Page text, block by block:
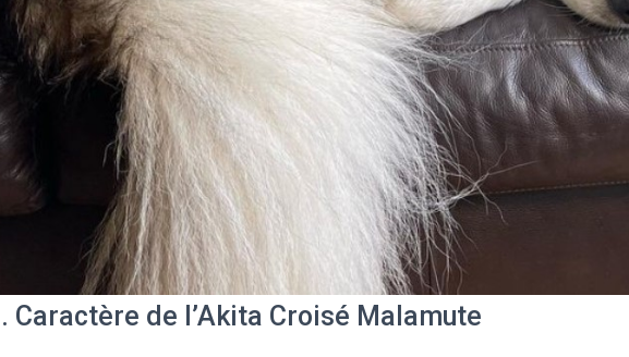
II. Caractère de l’Akita Croisé Malamute